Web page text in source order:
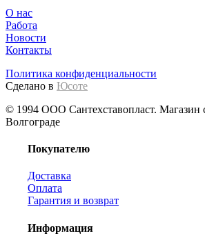
О нас
Работа
Новости
Контакты
Политика конфиденциальности
Сделано в Юсоте
© 1994 ООО Сантехставопласт. Магазин
Волгограде
Покупателю
Доставка
Оплата
Гарантия и возврат
Информация